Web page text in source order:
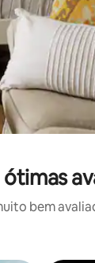
bem